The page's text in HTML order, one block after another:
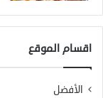
اقسام الموقع
الأفضل